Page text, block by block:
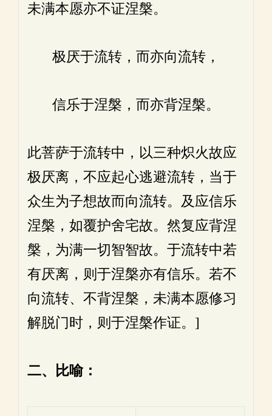
未满本愿亦不证涅槃。
极厌于流转，而亦向流转，
信乐于涅槃，而亦背涅槃。
此菩萨于流转中，以三种炽火故应
极厌离，不应起心逃避流转，当于
众生为子想故而向流转。及应信乐
涅槃，如覆护舍宅故。然复应背涅
槃，为满一切智智故。于流转中若
有厌离，则于涅槃亦有信乐。若不
向流转、不背涅槃，未满本愿修习
解脱门时，则于涅槃作证。]
二、比喻：